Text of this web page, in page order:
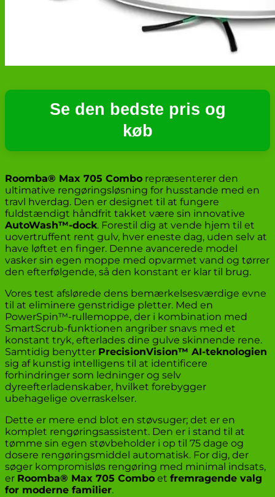
Se den bedste pris og
køb
Roomba® Max 705 Combo repræsenterer den
ultimative rengøringsløsning for husstande med en
travl hverdag. Den er designet til at fungere
fuldstændigt håndfrit takket være sin innovative
AutoWash™-dock. Forestil dig at vende hjem til et
uovertruffent rent gulv, hver eneste dag, uden selv at
have løftet en finger. Denne avancerede model
vasker sin egen moppe med opvarmet vand og tørrer
den efterfølgende, så den konstant er klar til brug.
Vores test afslørede dens bemærkelsesværdige evne
til at eliminere genstridige pletter. Med en
PowerSpin™-rullemoppe, der i kombination med
SmartScrub-funktionen angriber snavs med et
konstant tryk, efterlades dine gulve skinnende rene.
Samtidig benytter PrecisionVision™ AI-teknologien
sig af kunstig intelligens til at identificere
forhindringer som ledninger og selv
dyreefterladenskaber, hvilket forebygger
ubehagelige overraskelser.
Dette er mere end blot en støvsuger; det er en
komplet rengøringsassistent. Den er i stand til at
tømme sin egen støvbeholder i op til 75 dage og
dosere rengøringsmiddel automatisk. For dig, der
søger kompromisløs rengøring med minimal indsats,
er Roomba® Max 705 Combo et fremragende valg
for moderne familier.